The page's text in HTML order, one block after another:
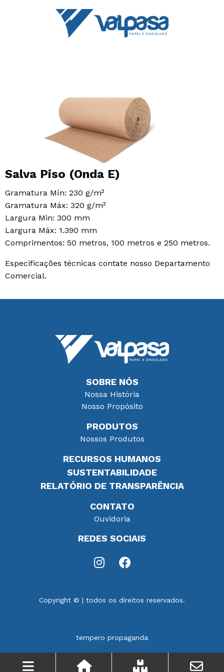
Salva Piso (Onda E)
Gramatura Mín: 230 g/m²
Gramatura Máx: 320 g/m²
Largura Min: 300 mm
Largura Máx: 1.390 mm
Comprimentos: 50 metros, 100 metros e 250 metros.
Especificações técnicas contate nosso Departamento
Comercial.
SOBRE NÓS
Nossa História
Nosso Propósito
PRODUTOS
Nossos Produtos
RECURSOS HUMANOS
SUSTENTABILIDADE
RELATÓRIO DE TRANSPARÊNCIA
CONTATO
Ouvidoria
REDES SOCIAIS
Facebook
Copyright © | todos os direitos reservados.
tempero propaganda